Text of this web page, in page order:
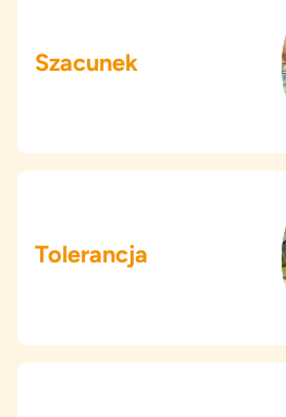
Szacunek
Tolerancja